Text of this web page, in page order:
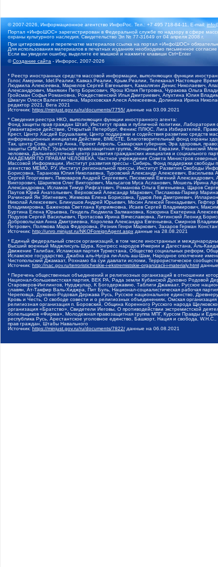
© 2007-2026, Информационное агентство ИнфоРос. Тел.: +7 495 718-84-11, E-mail:
Портал «ИнфоШОС» зарегистрирован в Федеральной службе по надзору в сфере
охраны культурного наследия. Свидетельство Эл № 77-31649 от 04 апреля 2008 г.
При цитировании и перепечатке материалов ссылка на портал «ИнфоШОС»
Для использования материалов в печатных изданиях необходимо письменное
Если вы увидели ошибку, выделите ее мышкой и нажмите клавиши Ctrl+Enter
©Создание сайта - Инфорос, 2007-2026
* Реестр иностранных средств массовой информации, выполняющих функции
Голос Америки, Idel.Реалии, Кавказ.Реалии, Крым.Реалии, Телеканал Настоящее
Людмила Алексеевна, Маркелов Сергей Евгеньевич, Камалягин Денис Николаевич,
Александрович, Маняхин Петр Борисович, Ярош Юлия Петровна, Чуракова Ольга
Гройсман Софья Романовна, Рождественский Илья Дмитриевич, Апухтина Юлия
Шмагун Олеся Валентиновна, Мароховская Алеся Алексеевна, Долинина Ирина
редактор 2021, Вега 2021
Источник: https://minjust.gov.ru/ru/documents/7755/ данные на 03.09.2021
* Сведения реестра НКО, выполняющих функции иностранного агента:
Фонд защиты прав граждан Штаб, Институт права и публичной политики,
Гуманитарное действие, Открытый Петербург, Феникс ПЛЮС, Лига Избирателей,
Крест, Центр Хасдей Ерушалаим, Центр поддержки и содействия развитию средств
информационных инициатив Действие, ВМЕСТЕ, Благотворительный фонд охраны
Так, центр Сова, центр Анна, Проект Апрель, Самарская губерния, Эра здоровья,
защиты СИБАЛЬТ, Уральская правозащитная группа, Женщины Евразии, Рязанский
человека, Дальневосточный центр развития гражданских инициатив и социального
АКАДЕМИЯ ПО ПРАВАМ ЧЕЛОВЕКА, Частное учреждение Совета Министров северных
Массовой Информации, Институт развития прессы - Сибирь, Фонд поддержки
агентство МЕМО. РУ, Институт региональной прессы, Институт Развития Свободы
Борисовна, Таранова Юлия Николаевна, Туровский Александр Алексеевич,
Сергей Георгиевич, Пивоваров Андрей Сергеевич, Писемский Евгений
Викторович, Шарипков Олег Викторович, Мальсагов Муса Асланович, Мошель Ирина
Александровна, Исламов Тимур Рифгатович, Романова Ольга Евгеньевна, Щаров
Паутов Юрий Анатольевич, Верховский Александр Маркович, Пислакова-Паркер
Рачинский Ян Збигневич, Жемкова Елена Борисовна, Гудков Лев Дмитриевич,
Николай Алексеевич, Блинушов Андрей Юрьевич, Мосин Алексей Геннадьевич,
Владимировна, Баженова Светлана Куприяновна, Исаев Сергей Владимирович,
Буртина Елена Юрьевна, Гендель Людмила Залмановна, Кокорина Екатерина
Подузов Сергей Васильевич, Протасова Ирина Вячеславовна, Литинский Леонид
Добровольская Анна Дмитриевна, Королева Александра Евгеньевна, Смирнов
Петрович, Полякова Мара Федоровна, Резник Генри Маркович, Захаров Герман
Источник: http://unro.minjust.ru/NKOForeignAgent.aspx данные на 28.08.2021
* Единый федеральный список организаций, в том числе иностранных и
Высший военный Маджлисуль Шура, Конгресс народов Ичкерии и Дагестана, Аль-
Движение Талибан, Исламская партия Туркестана, Общество социальных реформ,
Исламское государство, Джабха аль-Нусра ли-Ахль аш-Шам, Народное ополчение
Чистопольский Джамаат, Рохнамо ба суи давлати исломи, Террористическое
Источник: http://nac.gov.ru/terroristicheskie-i-ekstremistskie-organizacii-i-materialy.html
* Перечень общественных объединений и религиозных организаций в отношении
Национал-большевистская партия, ВЕК РА, Рада земли Кубанской Духовно Родовой
Староверов-Инглингов, Нурджулар, К Богодержавию, Таблиги Джамаат, Русское
славян, Ат-Такфир Валь-Хиджра, Пит Буль, Национал-социалистическая рабочая
Череповца, Духовно-Родовая Держава Русь, Русское национальное единство,
Кровь и Честь, О свободе совести и о религиозных объединениях, Омская
религиозная организация п. Боровский, Община Коренного Русского народа
организация «Братство», Свидетели Иеговы, О противодействии экстремистской
болельщиков «Фирма», Молодежная правозащитная группа МПГ, Курсом Правды и
республика Русь, Арестантское уголовное единство, Башкорт, Нация и свобода,
прав граждан, Штабы Навального
Источник: https://minjust.gov.ru/ru/documents/7822/ данные на 06.08.2021